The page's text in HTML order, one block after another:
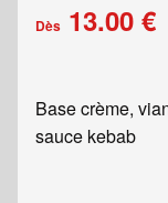
Dès 13.00 €
Base crème,
sauce kebab